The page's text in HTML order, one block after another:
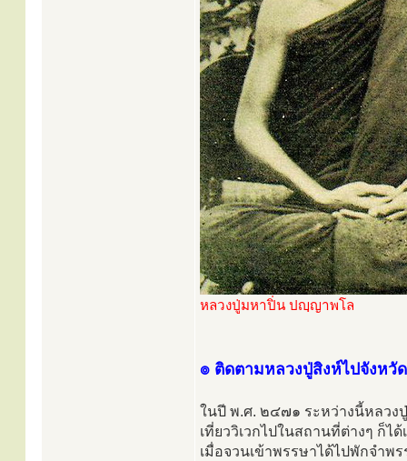
หลวงปู่มหาปิ่น ปญฺญาพโล
๏ ติดตามหลวงปู่สิงห์ไปจังหวั
ในปี พ.ศ. ๒๔๗๑ ระหว่างนี้หลวง
เที่ยววิเวกไปในสถานที่ต่างๆ ก็ไ
เมื่อจวนเข้าพรรษาได้ไปพักจำพ